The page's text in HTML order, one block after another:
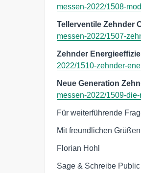
messen-2022/1508-
Tellerventile Zehnder
messen-2022/1507-
Zehnder
2022/1510-zehnder-
Neue Generation
messen-2022/1509-
Für weiterführende
Mit freundlichen Grüßen
Florian Hohl
Sage & Schreibe